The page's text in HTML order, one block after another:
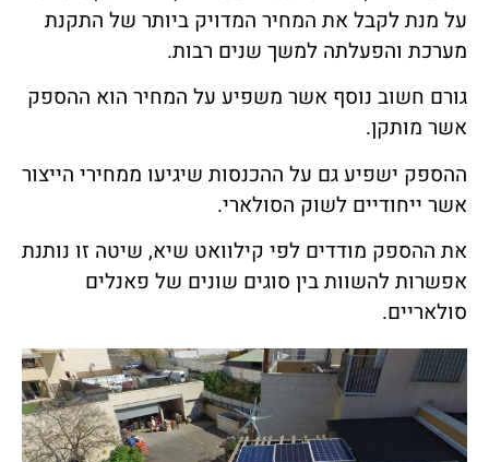
על מנת לקבל את המחיר המדויק ביותר של התקנת
מערכת והפעלתה למשך שנים רבות.
גורם חשוב נוסף אשר משפיע על המחיר הוא ההספק
אשר מותקן.
ההספק ישפיע גם על ההכנסות שיגיעו ממחירי הייצור
אשר ייחודיים לשוק הסולארי.
את ההספק מודדים לפי קילוואט שיא, שיטה זו נותנת
אפשרות להשוות בין סוגים שונים של פאנלים
סולאריים.